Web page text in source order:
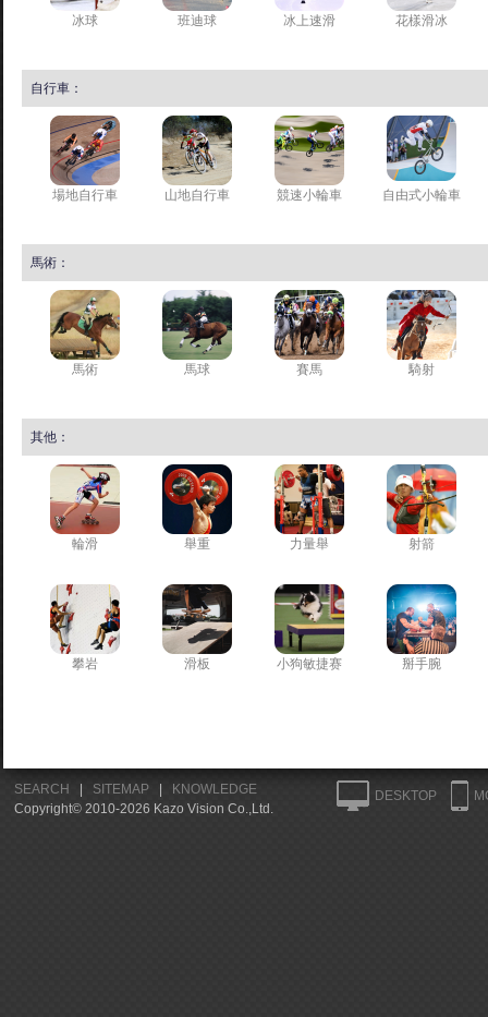
冰球 班迪球 冰上速滑 花樣滑冰
自行車：
場地自行車 山地自行車 競速小輪車 自由式小輪車
馬術：
馬術 馬球 賽馬 騎射
其他：
輪滑 舉重 力量舉 射箭
攀岩 滑板 小狗敏捷赛 掰手腕
SEARCH SITEMAP|
KNOWLEDGE
Copyright© 2010-2026 Kazo Vision Co.,Ltd.
DESKTOP